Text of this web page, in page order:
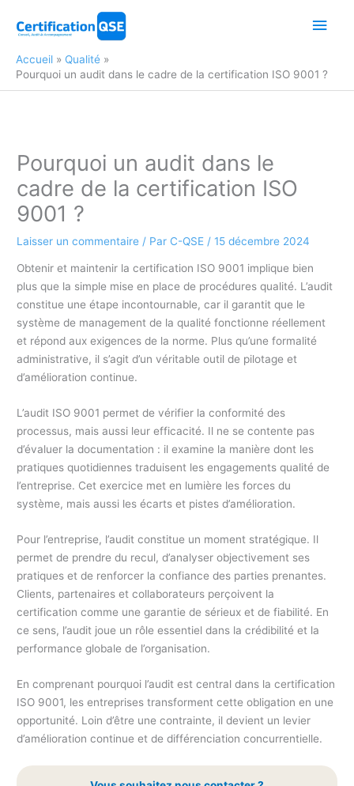
Accueil
Qualité
Pourquoi un audit dans le cadre de la certification ISO 9001 ?
Pourquoi un audit dans le
cadre de la certification ISO
9001 ?
Laisser un commentaire / Par C-QSE /15 décembre 2024
Obtenir et maintenir la certification ISO 9001 implique bien
plus que la simple mise en place de procédures qualité. L’audit
constitue une étape incontournable, car il garantit que le
système de management de la qualité fonctionne réellement
et répond aux exigences de la norme. Plus qu’une formalité
administrative, il s’agit d’un véritable outil de pilotage et
d’amélioration continue.
L’audit ISO 9001 permet de vérifier la conformité des
processus, mais aussi leur efficacité. Il ne se contente pas
d’évaluer la documentation : il examine la manière dont les
pratiques quotidiennes traduisent les engagements qualité de
l’entreprise. Cet exercice met en lumière les forces du
système, mais aussi les écarts et pistes d’amélioration.
Pour l’entreprise, l’audit constitue un moment stratégique. Il
permet de prendre du recul, d’analyser objectivement ses
pratiques et de renforcer la confiance des parties prenantes.
Clients, partenaires et collaborateurs perçoivent la
certification comme une garantie de sérieux et de fiabilité. En
ce sens, l’audit joue un rôle essentiel dans la crédibilité et la
performance globale de l’organisation.
En comprenant pourquoi l’audit est central dans la certification
ISO 9001, les entreprises transforment cette obligation en une
opportunité. Loin d’être une contrainte, il devient un levier
d’amélioration continue et de différenciation concurrentielle.